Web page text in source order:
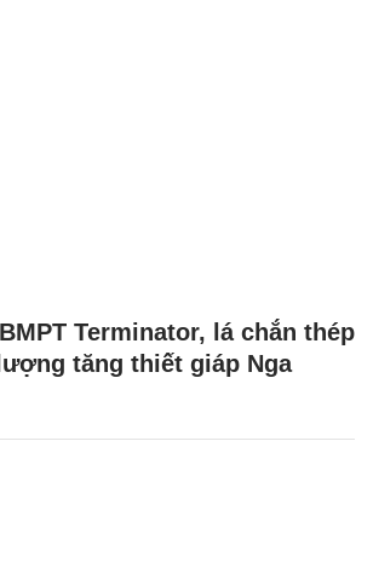
Terminator, lá chắn thép
tăng thiết giáp Nga